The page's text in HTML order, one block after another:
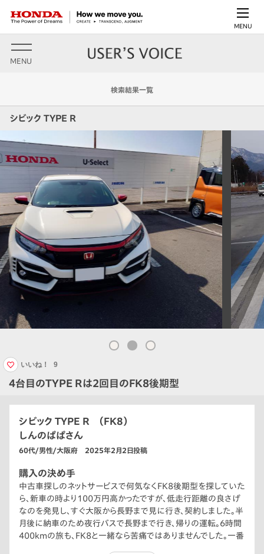
MENU
MENU
検索結果一覧
シビック TYPE R
4台目のTYPE Rは2回目のFK8後期型
いいね！ 9
シビック TYPE R （FK8）
しんのぱぱさん
60代/男性/大阪府 2025年2月2日投稿
購入の決め手
中古車探しのネットサービスで何気なくFK8後期型を探していた
ら、新車の時より100万円高かったですが、低走行距離の良さげ
なのを発見し、すぐ大阪から長野まで見に行き、契約しました。半
月後に納車のため夜行バスで長野まで行き、帰りの運転。6時間
400kmの旅も、FK8と一緒なら苦痛ではありませんでした。一番